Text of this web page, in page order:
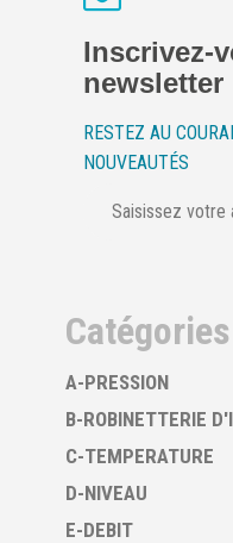
Inscrivez-
newsletter
RESTEZ AU
NOUVEAUTÉS
Catégories
A-PRESSION
B-ROBINETTERIE
C-TEMPERATURE
D-NIVEAU
E-DEBIT